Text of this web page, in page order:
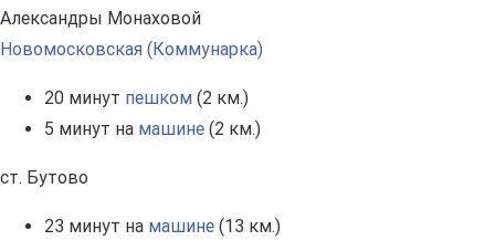
Александры Монаховой
Новомосковская (Коммунарка)
20 минут пешком (2 км.)
5 минут на машине (2 км.)
ст. Бутово
23 минут на машине (13 км.)